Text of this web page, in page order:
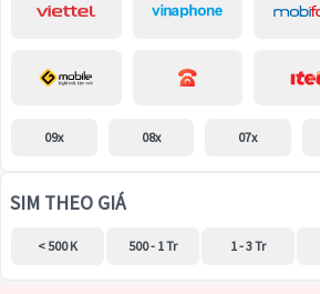
09x 08x 07x
SIM THEO GIÁ
< 500 K 500 - 1 Tr 1 - 3 Tr